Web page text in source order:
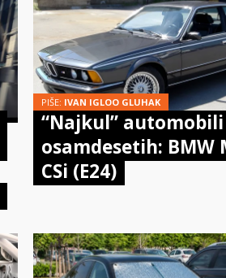
PIŠE: IVAN IGLOO GLUHAK
“Najkul”
osamdesetih: BMW
CSi (E24)